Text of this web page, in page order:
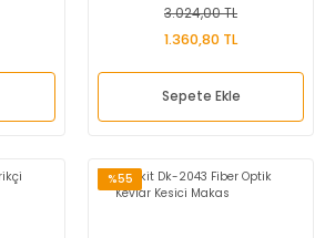
3.024,00 TL
1.360,80 TL
Sepete Ekle
%55